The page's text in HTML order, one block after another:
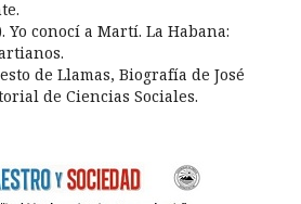
Yo conocí a Martí. La Habana:
de Llamas, Biografía de José
de Ciencias Sociales.